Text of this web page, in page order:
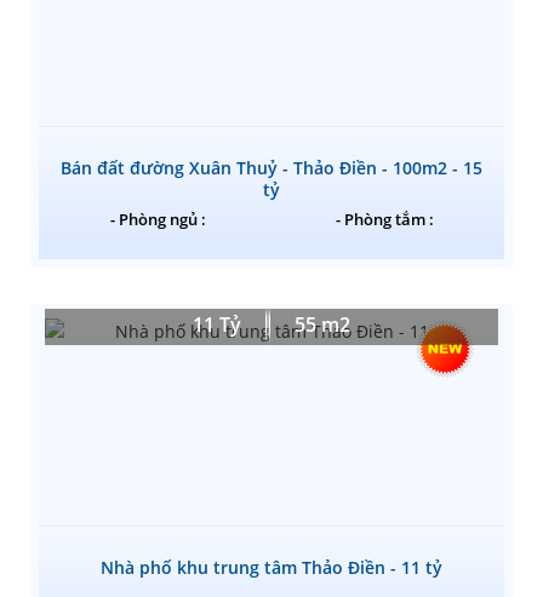
Bán đất đường Xuân Thuỷ - Thảo Điền - 100m2 - 15
tỷ
- Phòng ngủ : - Phòng tắm :
11 Tỷ 55 m2
Nhà phố khu trung tâm Thảo Điền - 11 tỷ